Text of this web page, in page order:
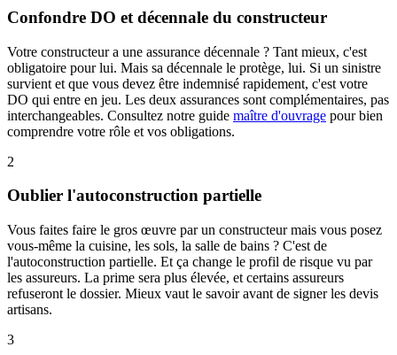
Confondre DO et décennale du constructeur
Votre constructeur a une assurance décennale ? Tant mieux, c'est
obligatoire pour lui. Mais sa décennale le protège, lui. Si un sinistre
survient et que vous devez être indemnisé rapidement, c'est votre
DO qui entre en jeu. Les deux assurances sont complémentaires, pas
interchangeables. Consultez notre guide maître d'ouvrage pour bien
comprendre votre rôle et vos obligations.
2
Oublier l'autoconstruction partielle
Vous faites faire le gros œuvre par un constructeur mais vous posez
vous-même la cuisine, les sols, la salle de bains ? C'est de
l'autoconstruction partielle. Et ça change le profil de risque vu par
les assureurs. La prime sera plus élevée, et certains assureurs
refuseront le dossier. Mieux vaut le savoir avant de signer les devis
artisans.
3